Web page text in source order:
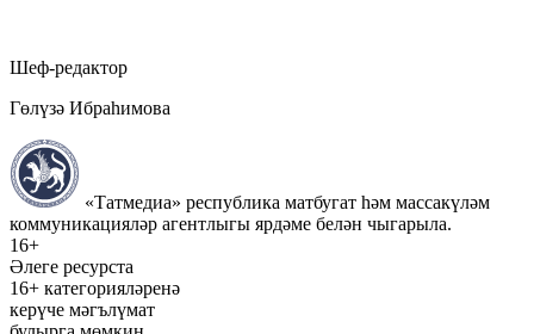
Шеф-редактор
Гөлүзә Ибраһимова
«Татмедиа» республика матбугат һәм массакүләм
коммуникацияләр агентлыгы ярдәме белән чыгарыла.
16+
Әлеге ресурста
16+ категорияләренә
керүче мәгълүмат